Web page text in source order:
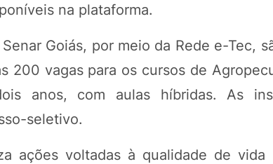
na plataforma.
Goiás, por meio da Rede e-Tec,
200 vagas para os cursos de
anos, com aulas híbridas. As
seletivo.
ações voltadas à qualidade de vida